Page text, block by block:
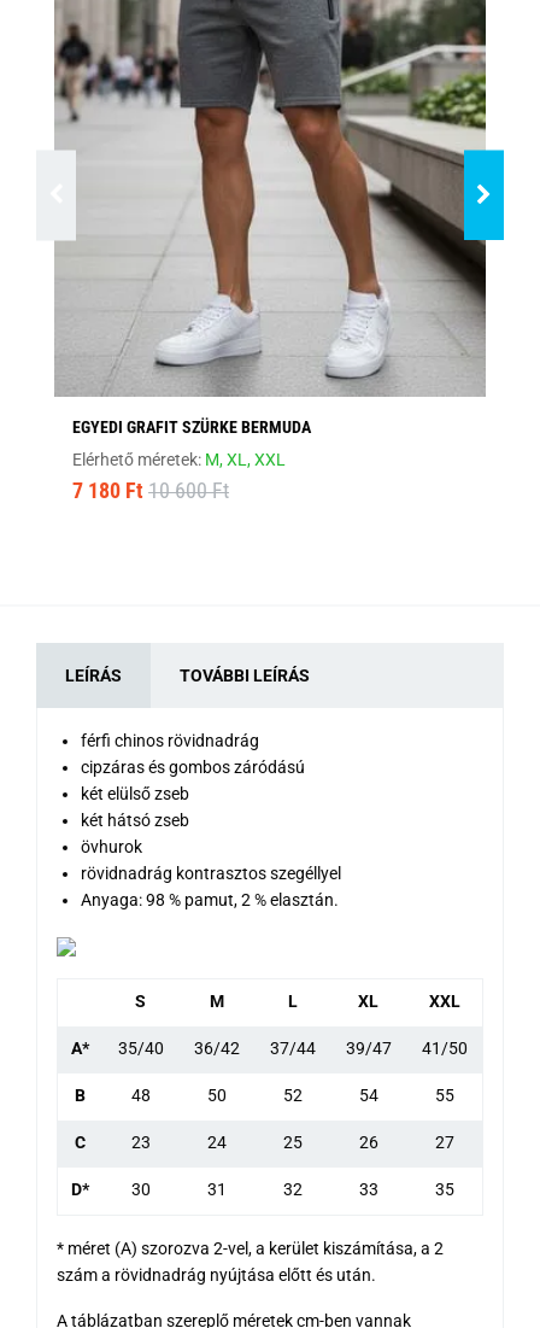
EGYEDI GRAFIT SZÜRKE BERMUDA
Elérhető méretek: M,XL,XXL
7 180 Ft 10 600 Ft
LEÍRÁS TOVÁBBI LEÍRÁS
férfi chinos rövidnadrág
cipzáras és gombos záródású
két elülső zseb
két hátsó zseb
övhurok
rövidnadrág kontrasztos szegéllyel
Anyaga: 98 % pamut, 2 % elasztán.
S M L XL XXL
A* 35/40 36/42 37/44 39/47 41/50
B 48 50 52 54 55
C 23 24 25 26 27
D* 30 31 32 33 35
* méret (A) szorozva 2-vel, a kerület kiszámítása, a 2
szám a rövidnadrág nyújtása előtt és után.
A táblázatban szereplő méretek cm-ben vannak